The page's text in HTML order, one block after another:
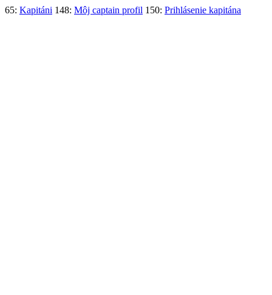
65: Kapitáni 148: Môj captain profil 150: Prihlásenie kapitána